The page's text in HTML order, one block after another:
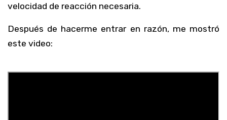
velocidad de reacción necesaria.
Después de hacerme entrar en razón, me mostró
este video: